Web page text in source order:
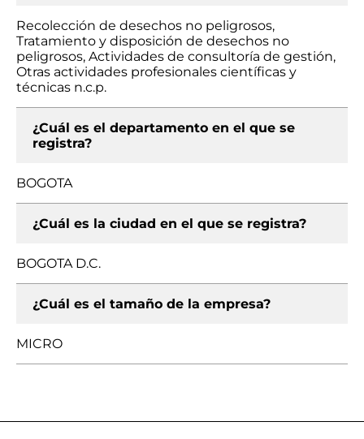
Recolección de desechos no peligrosos,
Tratamiento y disposición de desechos no
peligrosos, Actividades de consultoría de gestión,
Otras actividades profesionales científicas y
técnicas n.c.p.
¿Cuál es el departamento en el que se
registra?
BOGOTA
¿Cuál es la ciudad en el que se registra?
BOGOTA D.C.
¿Cuál es el tamaño de la empresa?
MICRO